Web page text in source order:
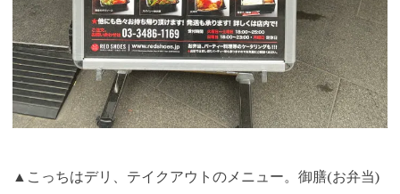
▲こっちはデリ、テイクアウトのメニュー。御膳(お弁当)